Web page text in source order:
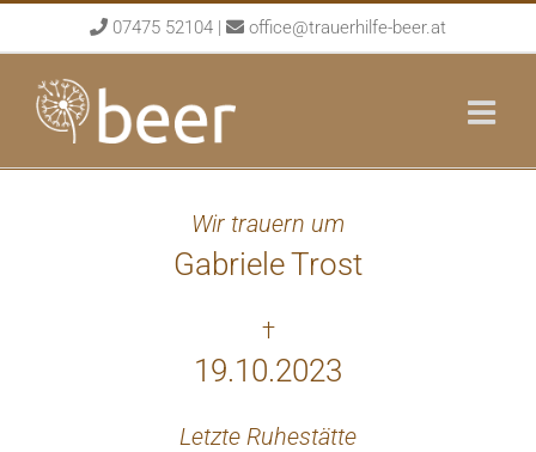
to
content
07475 52104 | office@trauerhilfe-beer.at
Wir trauern um
Gabriele Trost
†
19.10.2023
Letzte Ruhestätte